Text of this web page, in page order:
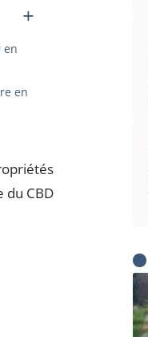
en
en
du CBD